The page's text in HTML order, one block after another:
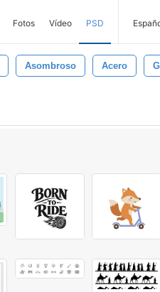
Fotos Vídeo PSD
Asombroso Acero